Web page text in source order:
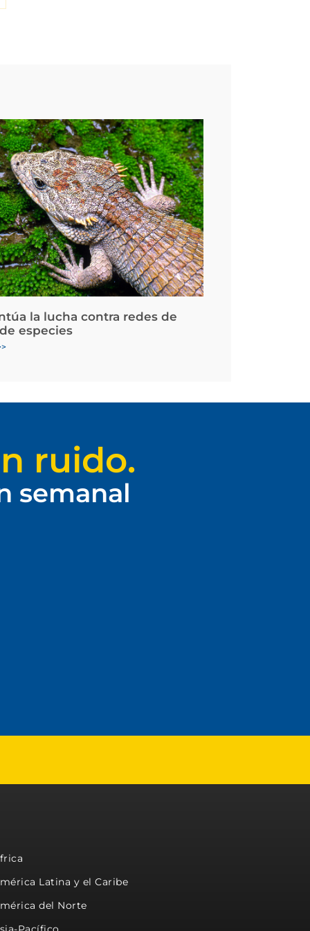
la lucha contra redes de
especies
ruido.
semanal
Latina y el Caribe
del Norte